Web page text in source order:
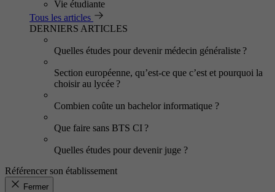
Vie étudiante
Tous les articles
DERNIERS ARTICLES
Quelles études pour devenir médecin généraliste ?
Section européenne, qu’est-ce que c’est et pourquoi la
choisir au lycée ?
Combien coûte un bachelor informatique ?
Que faire sans BTS CI ?
Quelles études pour devenir juge ?
Référencer son établissement
Fermer